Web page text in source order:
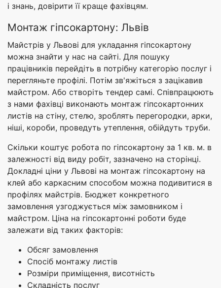
і знань, довірити її краще фахівцям.
Монтаж гіпсокартону: Львів
Майстрів у Львові для укладання гіпсокартону
можна знайти у нас на сайті. Для пошуку
працівників перейдіть в потрібну категорію послуг і
перегляньте профілі. Потім зв'яжіться з зацікавив
майстром. Або створіть тендер самі. Співпрацюють
з нами фахівці виконають монтаж гіпсокартонних
листів на стіну, стелю, зроблять перегородки, арки,
ніші, короби, проведуть утеплення, обійдуть труби.
Скільки коштує робота по гіпсокартону за 1 кв. м. в
залежності від виду робіт, зазначено на сторінці.
Докладні ціни у Львові на монтаж гіпсокартону на
клей або каркасним способом можна подивитися в
профілях майстрів. Бюджет конкретного
замовлення узгоджується між замовником і
майстром. Ціна на гіпсокартонні роботи буде
залежати від таких факторів:
Обсяг замовлення
Спосіб монтажу листів
Розміри приміщення, висотність
Складність послуг